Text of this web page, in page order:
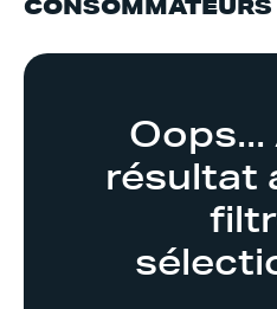
CONSOMMATEURS
résultat